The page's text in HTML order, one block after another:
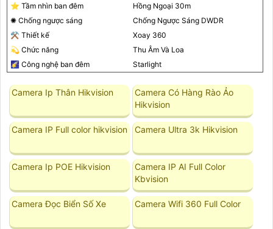
⭐ Tầm nhìn ban đêm
Hồng Ngoại 30m
✺ Chống ngược sáng
Chống Ngược Sáng DWDR
⚒ Thiết kế
Xoay 360
💫 Chức năng
Thu Âm Và Loa
🌠 Công nghệ ban đêm
Starlight
Camera Ip Thân Hikvision
Camera Có Hàng Rào Ảo
Hikvision
Camera IP Full color hikvision Camera Ultra 3k Hikvision
Camera Ip POE Hikvision
Camera IP AI Full Color
Kbvision
Camera Đọc Biển Số Xe Camera Wifi 360 Full Color